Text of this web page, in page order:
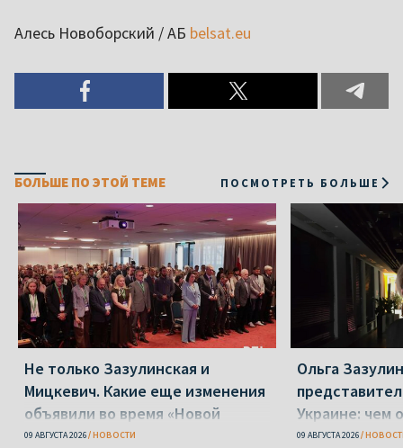
Алесь Новоборский / АБ belsat.eu
БОЛЬШЕ ПО ЭТОЙ ТЕМЕ ПОСМОТРЕТЬ БОЛЬШЕ
Не только Зазулинская и
Мицкевич. Какие еще изменения
объявили во время «Новой
Беларуси»
09 АВГУСТА 2026 НОВОСТИ
Ольга
Украине: чем
ОПК
09 АВГУСТА 2026